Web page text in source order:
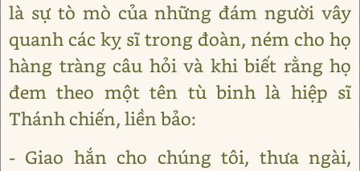
là sự tò mò của những đám người vây
quanh các kỵ sĩ trong đoàn, ném cho họ
hàng tràng câu hỏi và khi biết rằng họ
đem theo một tên tù binh là hiệp sĩ
Thánh chiến, liền bảo:
- Giao hắn cho chúng tôi, thưa ngài,